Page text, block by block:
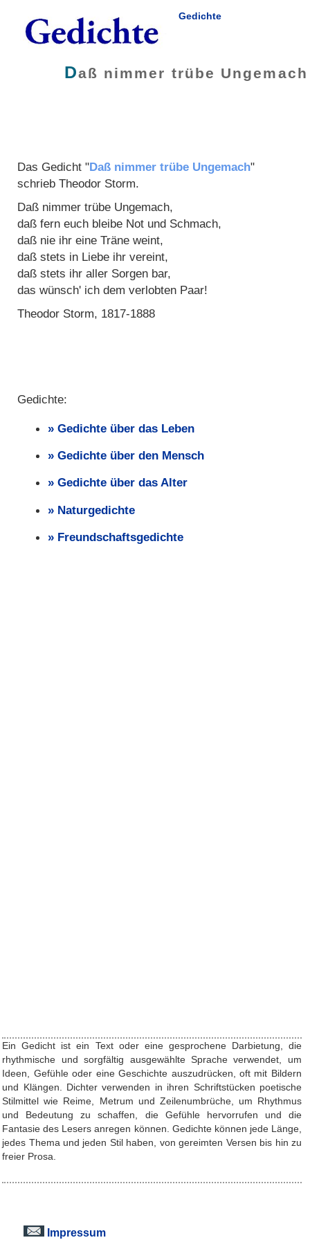
Gedichte
Daß nimmer trübe Ungemach
Das Gedicht "Daß nimmer trübe Ungemach"
schriebTheodor Storm.
Daß nimmer trübe Ungemach,
daß fern euch bleibe Not und Schmach,
daß nie ihr eine Träne weint,
daß stets in Liebe ihr vereint,
daß stets ihr aller Sorgen bar,
das wünsch' ich dem verlobten Paar!
Theodor Storm, 1817-1888
Gedichte:
Gedichte über das Leben
Gedichte über den Mensch
Gedichte über das Alter
Naturgedichte
Freundschaftsgedichte
Ein Gedicht ist ein Text oder eine gesprochene Darbietung, die
rhythmische und sorgfältig ausgewählte Sprache verwendet, um
Ideen, Gefühle oder eine Geschichte auszudrücken, oft mit Bildern
und Klängen. Dichter verwenden in ihren Schriftstücken poetische
Stilmittel wie Reime, Metrum und Zeilenumbrüche, um Rhythmus
und Bedeutung zu schaffen, die Gefühle hervorrufen und die
Fantasie des Lesers anregen können. Gedichte können jede Länge,
jedes Thema und jeden Stil haben, von gereimten Versen bis hin zu
freier Prosa.
Impressum